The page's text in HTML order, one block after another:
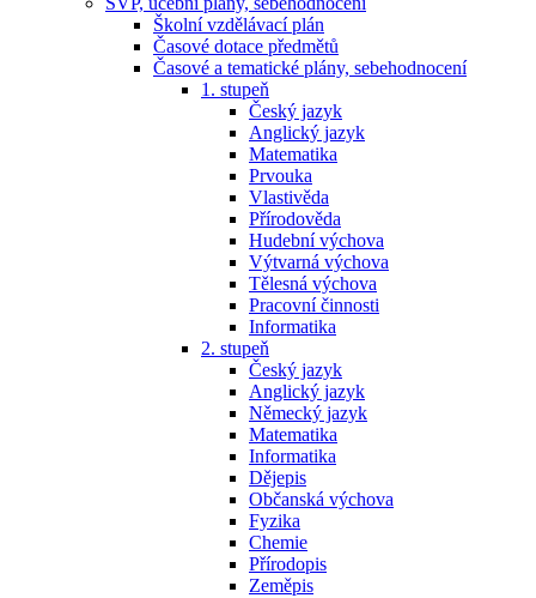
Školní vzdělávací plán
Časové dotace předmětů
Časové a tematické plány, sebehodnocení
1. stupeň
Český jazyk
Anglický jazyk
Matematika
Prvouka
Vlastivěda
Přírodověda
Hudební výchova
Výtvarná výchova
Tělesná výchova
Pracovní činnosti
Informatika
2. stupeň
Český jazyk
Anglický jazyk
Německý jazyk
Matematika
Informatika
Dějepis
Občanská výchova
Fyzika
Chemie
Přírodopis
Zeměpis